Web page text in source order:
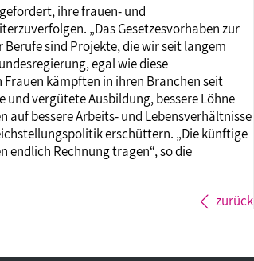
ihre frauen- und
„Das Gesetzesvorhaben zur
sind Projekte, die wir seit langem
egal wie diese
kämpften in ihren Branchen seit
vergütete Ausbildung, bessere Löhne
bessere Arbeits- und Lebensverhältnisse
erschüttern. „Die künftige
endlich Rechnung tragen“, so die
zurück